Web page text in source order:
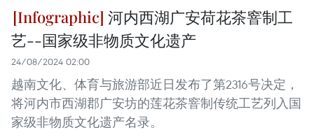
河内西湖广安荷花茶窨制工
艺--国家级非物质文化遗产
24/08/2024 02:00
越南文化、体育与旅游部近日发布了第2316号决定，
将河内市西湖郡广安坊的莲花茶窨制传统工艺列入国
家级非物质文化遗产名录。